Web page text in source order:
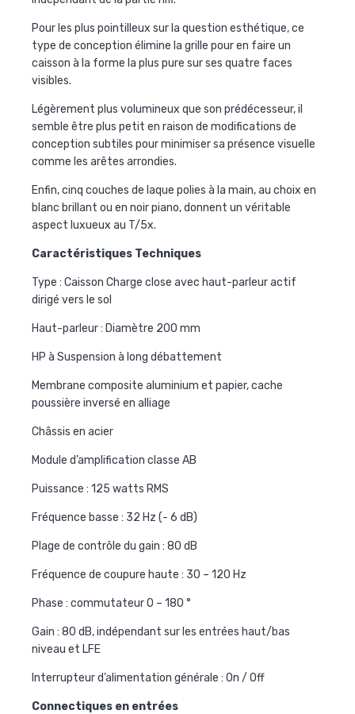
Pour les plus pointilleux sur la question esthétique, ce
type de conception élimine la grille pour en faire un
caisson à la forme la plus pure sur ses quatre faces
visibles.
Légèrement plus volumineux que son prédécesseur, il
semble être plus petit en raison de modifications de
conception subtiles pour minimiser sa présence visuelle
comme les arêtes arrondies.
Enfin, cinq couches de laque polies à la main, au choix en
blanc brillant ou en noir piano, donnent un véritable
aspect luxueux au T/5x.
Caractéristiques Techniques
Type : Caisson Charge close avec haut-parleur actif
dirigé vers le sol
Haut-parleur : Diamètre 200 mm
HP à Suspension à long débattement
Membrane composite aluminium et papier, cache
poussière inversé en alliage
Châssis en acier
Module d’amplification classe AB
Puissance : 125 watts RMS
Fréquence basse : 32 Hz (- 6 dB)
Plage de contrôle du gain : 80 dB
Fréquence de coupure haute : 30 – 120 Hz
Phase : commutateur 0 – 180 °
Gain : 80 dB, indépendant sur les entrées haut/bas
niveau et LFE
Interrupteur d’alimentation générale : On / Off
Connectiques en entrées